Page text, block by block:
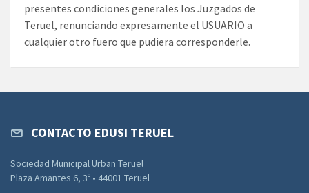
presentes condiciones generales los Juzgados de
Teruel, renunciando expresamente el USUARIO a
cualquier otro fuero que pudiera corresponderle.
CONTACTO EDUSI TERUEL
Sociedad Municipal Urban Teruel
Plaza Amantes 6, 3º • 44001 Teruel